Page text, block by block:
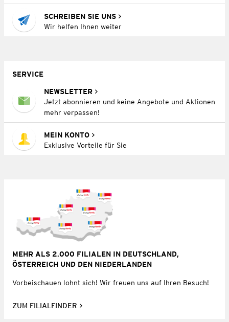
SCHREIBEN SIE UNS
Wir helfen Ihnen weiter
SERVICE
NEWSLETTER
Jetzt abonnieren und keine Angebote und Aktionen
mehr verpassen!
MEIN KONTO
Exklusive Vorteile für Sie
MEHR ALS 2.000 FILIALEN IN DEUTSCHLAND,
ÖSTERREICH UND DEN NIEDERLANDEN
Vorbeischauen lohnt sich! Wir freuen uns auf Ihren Besuch!
ZUM FILIALFINDER